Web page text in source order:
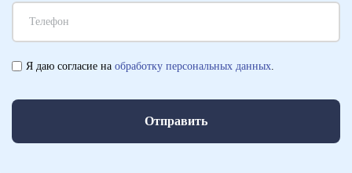
Я даю согласие на обработку персональных данных.
Отправить